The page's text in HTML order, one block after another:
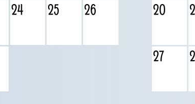
24 25 26 20
27